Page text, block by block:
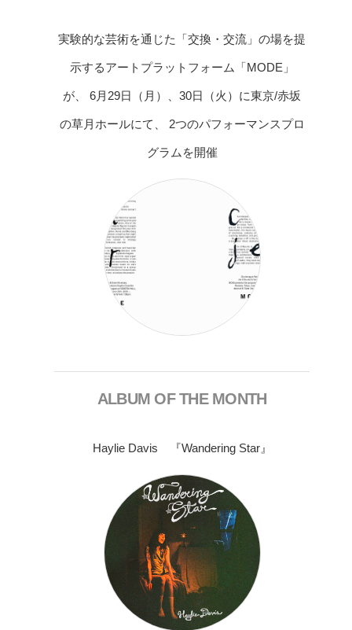
実験的な芸術を通じた「交換・交流」の場を提
示するアートプラットフォーム「MODE」
が、 6月29日（月）、30日（火）に東京/赤坂
の草月ホールにて、 2つのパフォーマンスプロ
グラムを開催
ALBUM OF THE MONTH
Haylie Davis 『Wandering Star』